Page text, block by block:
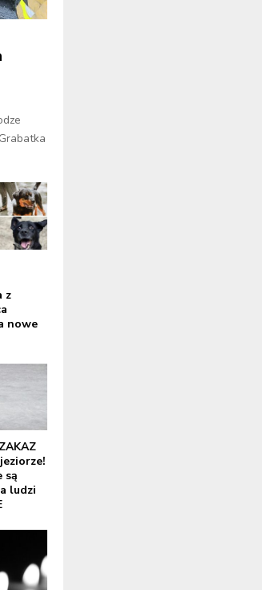
z
nowe
są
ludzi